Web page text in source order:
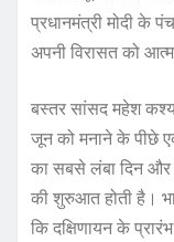
प्रधानमंत्री मोदी के
अपनी विरासत को
बस्तर सांसद महेश
जून को मनाने के पीछे
का सबसे लंबा दिन और
की शुरुआत होती है।
कि दक्षिणायन के